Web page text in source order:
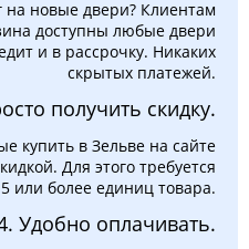
на новые двери? Клиентам
доступны любые двери
и в рассрочку. Никаких
скрытых платежей.
получить скидку.
купить в Зельве на сайте
Для этого требуется
5 или более единиц товара.
Удобно оплачивать.